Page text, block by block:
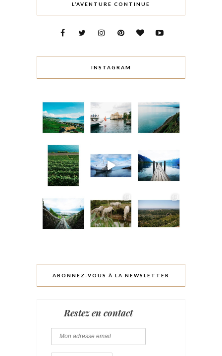
L’AVENTURE CONTINUE
INSTAGRAM
ABONNEZ-VOUS À LA NEWSLETTER
Restez en contact